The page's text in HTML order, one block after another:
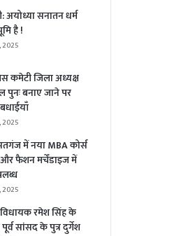
अयोध्या सनातन धर्म
है !
2025
कमेटी जिला अध्यक्ष
पुनः बनाए जाने पर
2025
में नया MBA कोर्स
फैशन मर्चेंडाइज में
2025
रमेश सिंह के
सांसद के पुत्र दुर्गेश